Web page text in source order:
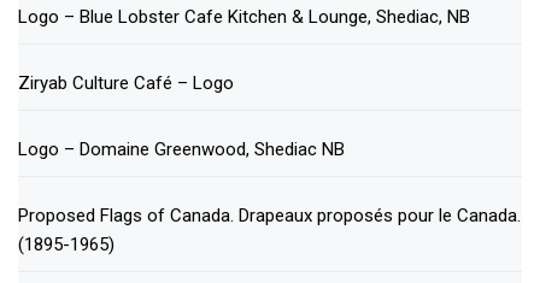
Logo – Blue Lobster Cafe Kitchen & Lounge, Shediac, NB
Ziryab Culture Café – Logo
Logo – Domaine Greenwood, Shediac NB
Proposed Flags of Canada. Drapeaux proposés pour le Canada.
(1895-1965)